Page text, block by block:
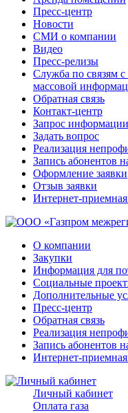
Пресс-центр
Новости
СМИ о компании
Видео
Пресс-релизы
Служба по связям
массовой
Обратная связь
Контакт-центр
Запрос информации
Задать вопрос
Реализация
Запись абонентов
Оформление заявки
Отзыв заявки
Интернет-
О компании
Закупки
Информация для
Социальные
Дополнительные
Пресс-центр
Обратная связь
Реализация
Запись абонентов
Интернет-
Личный кабинет
Оплата газа